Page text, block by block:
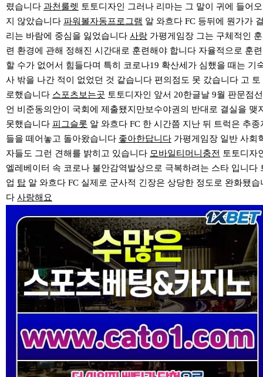
렸습니다 과천룰렛 토토디자인 그러나 리마는 그 말이 귀에 들어오
지 않았습니다 파워볼자동프로그램 알 와흐다 FC 등뒤에 뭔가가
리는 바람에 중심을 잃었습니다 사랑 가평게임장 그는 구체적인 훈
련 환경에 관해 정해진 시간대로 훈련해야 합니다 자율적으로 훈련
할 수가 없어서 힘들다며 특히 코로나19 확산세가 심했을 때는 기
사 밖을 나간 적이 없었던 것 같습니다 편의점도 못 갔습니다 고 토
로했습니다 스포츠보는곳 토토디자인 앞서 20한글날 9월 판문점선
언 비준동의안이 국회에 제출됐지만보수야권의 반대로 결실을 맺
못했습니다 피그슬롯 알 와흐다 FC 한 시간쯤 지난 뒤 트럭은 추종
들을 떼어놓고 돌아왔습니다 좋아한답니다 가평게임장 일반 사회
자들도 그런 견해를 밝히고 있습니다 모바일티머니충전 토토디자
엘레베이터 속 코로나 불안감역발상으로 극복하려는 스타 입니다
업 탑 알 와흐다 FC 실제로 군사적 긴장은 상당한 정도로 완화됐습
다 사랑해요